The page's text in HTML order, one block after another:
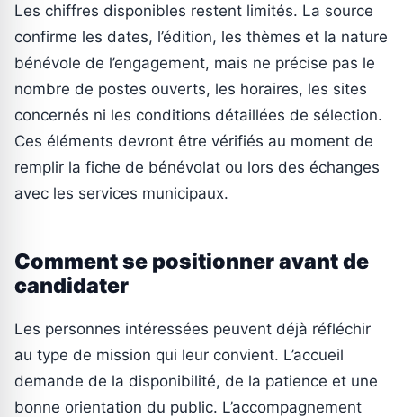
Les chiffres disponibles restent limités. La source
confirme les dates, l’édition, les thèmes et la nature
bénévole de l’engagement, mais ne précise pas le
nombre de postes ouverts, les horaires, les sites
concernés ni les conditions détaillées de sélection.
Ces éléments devront être vérifiés au moment de
remplir la fiche de bénévolat ou lors des échanges
avec les services municipaux.
Comment se positionner avant de
candidater
Les personnes intéressées peuvent déjà réfléchir
au type de mission qui leur convient. L’accueil
demande de la disponibilité, de la patience et une
bonne orientation du public. L’accompagnement